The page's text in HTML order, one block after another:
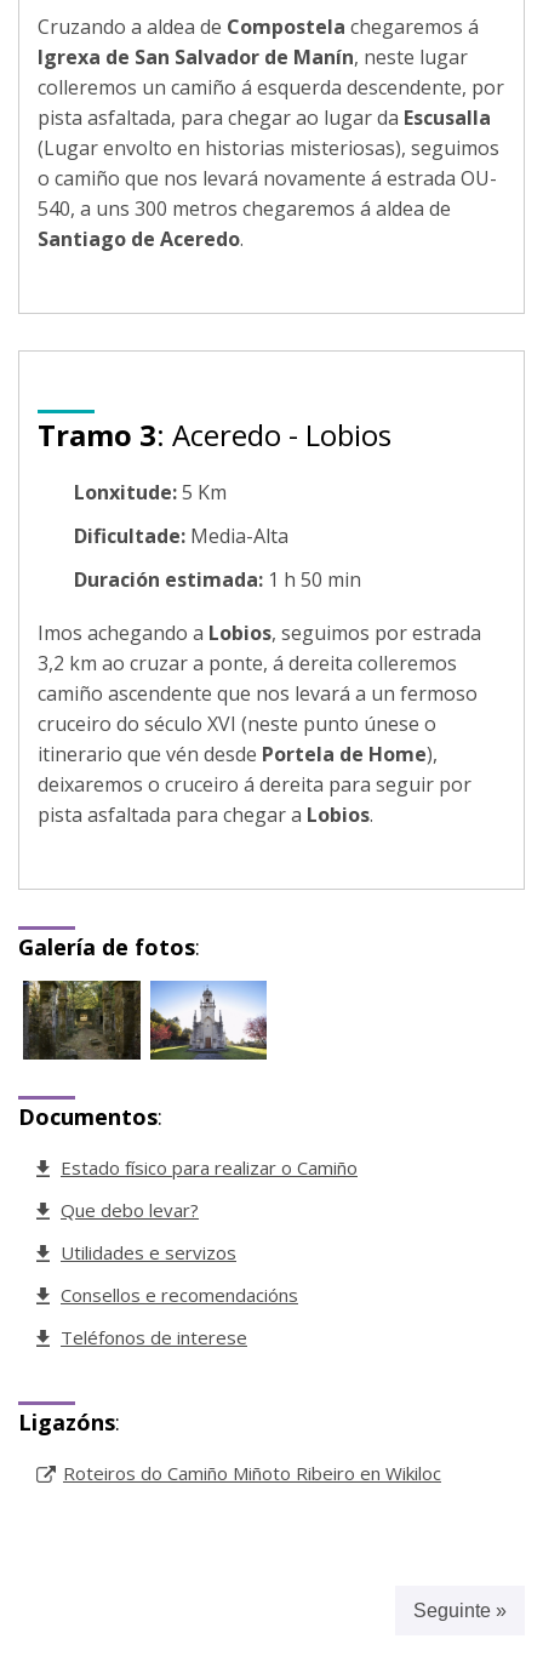
Cruzando a aldea de Compostela chegaremos á
Igrexa de San Salvador de Manín, neste lugar
colleremos un camiño á esquerda descendente, por
pista asfaltada, para chegar ao lugar da Escusalla
(Lugar envolto en historias misteriosas), seguimos
o camiño que nos levará novamente á estrada OU-
540, a uns 300 metros chegaremos á aldea de
Santiago de Aceredo.
Tramo 3: Aceredo - Lobios
Lonxitude:5 Km
Dificultade: Media-Alta
Duración estimada: 1 h 50 min
Imos achegando a Lobios, seguimos por estrada
3,2 km ao cruzar a ponte, á dereita colleremos
camiño ascendente que nos levará a un fermoso
cruceiro do século XVI (neste punto únese o
itinerario que vén desde Portela de Home),
deixaremos o cruceiro á dereita para seguir por
pista asfaltada para chegar a Lobios.
Galería de fotos:
Documentos:
Estado físico para realizar o Camiño
Que debo levar?
Utilidades e servizos
Consellos e recomendacións
Teléfonos de interese
Ligazóns:
Roteiros do Camiño Miñoto Ribeiro en Wikiloc
Seguinte »